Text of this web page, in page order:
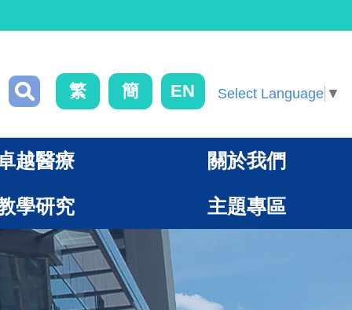
繁 簡 EN Select Language ▼
越醫療 關於我們
學研究 主題專區